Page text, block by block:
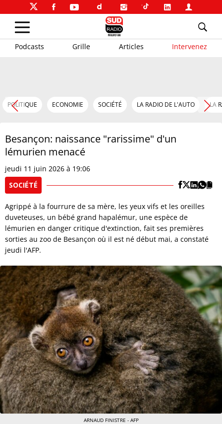
Podcasts Grille Articles Intervenez
POLITIQUE ECONOMIE SOCIÉTÉ LA RADIO DE L'AUTO LA
Besançon: naissance "rarissime" d'un
lémurien menacé
jeudi 11 juin 2026 à 19:06
SOCIÉTÉ
Agrippé à la fourrure de sa mère, les yeux vifs et les oreilles
duveteuses, un bébé grand hapalémur, une espèce de
lémurien en danger critique d'extinction, fait ses premières
sorties au zoo de Besançon où il est né début mai, a constaté
jeudi l'AFP.
ARNAUD FINISTRE - AFP